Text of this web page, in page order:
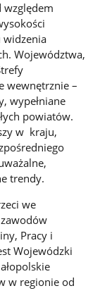
względem
widzenia
Województwa,
wewnętrznie –
wypełniane
powiatów.
w kraju,
trendy.
we
Pracy i
Wojewódzki
w regionie od